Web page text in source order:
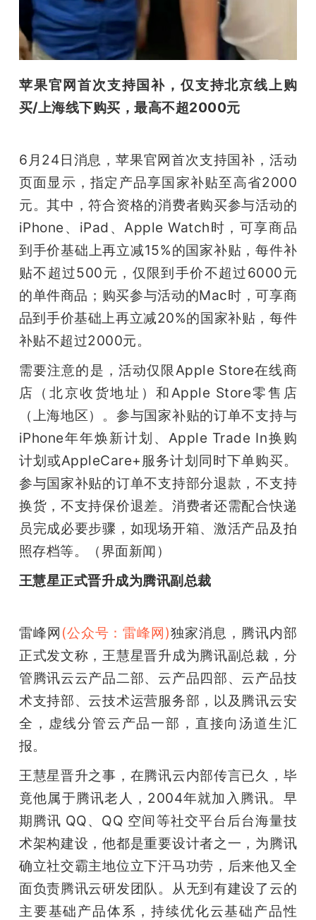
苹果官网首次支持国补，仅支持北京线上购
买/上海线下购买，最高不超2000元
6月24日消息，苹果官网首次支持国补，活动
页面显示，指定产品享国家补贴至高省2000
元。其中，符合资格的消费者购买参与活动的
iPhone、iPad、Apple Watch时，可享商品
到手价基础上再立减15%的国家补贴，每件补
贴不超过500元，仅限到手价不超过6000元
的单件商品；购买参与活动的Mac时，可享商
品到手价基础上再立减20%的国家补贴，每件
补贴不超过2000元。
需要注意的是，活动仅限Apple Store在线商
店（北京收货地址）和Apple Store零售店
（上海地区）。参与国家补贴的订单不支持与
iPhone年年焕新计划、Apple Trade In换购
计划或AppleCare+服务计划同时下单购买。
参与国家补贴的订单不支持部分退款，不支持
换货，不支持保价退差。消费者还需配合快递
员完成必要步骤，如现场开箱、激活产品及拍
照存档等。（界面新闻）
王慧星正式晋升成为腾讯副总裁
雷峰网 (公众号：雷峰网)独家消息，腾讯内部
正式发文称，王慧星晋升成为腾讯副总裁，分
管腾讯云云产品二部、云产品四部、云产品技
术支持部、云技术运营服务部，以及腾讯云安
全，虚线分管云产品一部，直接向汤道生汇
报。
王慧星晋升之事，在腾讯云内部传言已久，毕
竟他属于腾讯老人，2004年就加入腾讯。早
期腾讯 QQ、QQ 空间等社交平台后台海量技
术架构建设，他都是重要设计者之一，为腾讯
确立社交霸主地位立下汗马功劳，后来他又全
面负责腾讯云研发团队。从无到有建设了云的
主要基础产品体系，持续优化云基础产品性